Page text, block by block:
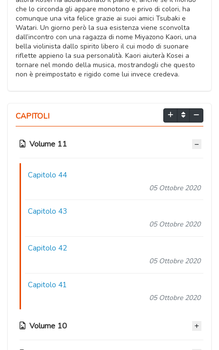
che lo circonda gli appare monotono e privo di colori, ha
comunque una vita felice grazie ai suoi amici Tsubaki e
Watari. Un giorno però la sua esistenza viene sconvolta
dall’incontro con una ragazza di nome Miyazono Kaori, una
bella violinista dallo spirito libero il cui modo di suonare
riflette appieno la sua personalità. Kaori aiuterà Kosei a
tornare nel mondo della musica, mostrandogli che questo
non è preimpostato e rigido come lui invece credeva.
CAPITOLI
Volume 11
Capitolo 44
05 Ottobre 2020
Capitolo 43
05 Ottobre 2020
Capitolo 42
05 Ottobre 2020
Capitolo 41
05 Ottobre 2020
Volume 10